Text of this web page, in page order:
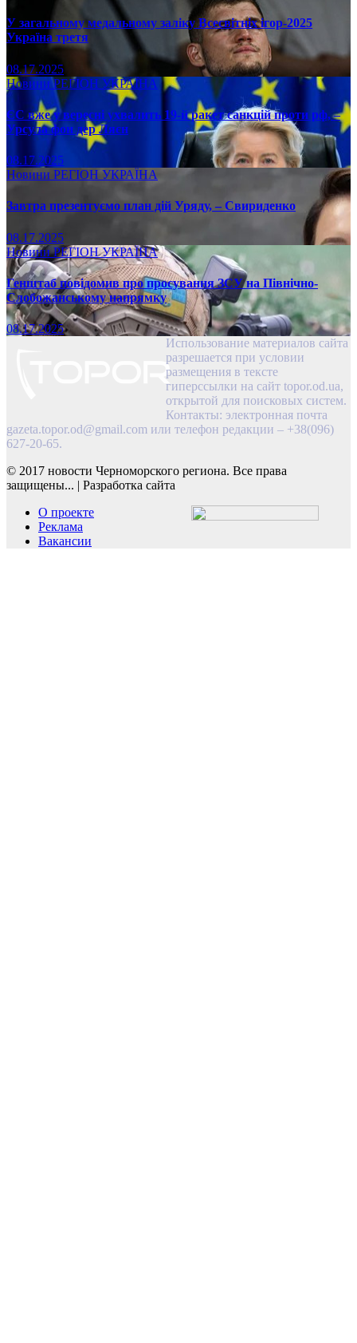
У загальному медальному заліку Всесвітніх ігор-2025
Україна третя
08.17.2025
НовиниРЕГІОН УКРАЇНА
ЄС вже у вересні ухвалить 19-й ракет санкцій проти рф, –
Урсула фон дер Ляєн
08.17.2025
Новини РЕГІОН УКРАЇНА
Завтра презентуємо план дій Уряду, – Свириденко
08.17.2025
НовиниРЕГІОНУКРАЇНА
Генштаб повідомив про просування ЗСУ на Північно-
Слобожанському напрямку
08.17.2025
Использование материалов сайта
разрешается при условии
размещения в тексте
гиперссылки на сайт topor.od.ua,
открытой для поисковых систем.
Контакты: электронная почта
gazeta.topor.od@gmail.com или телефон редакции – +38(096)
627-20-65.
© 2017 новости Черноморского региона. Все права
защищены... | Разработка сайта
О проекте
Реклама
Вакансии